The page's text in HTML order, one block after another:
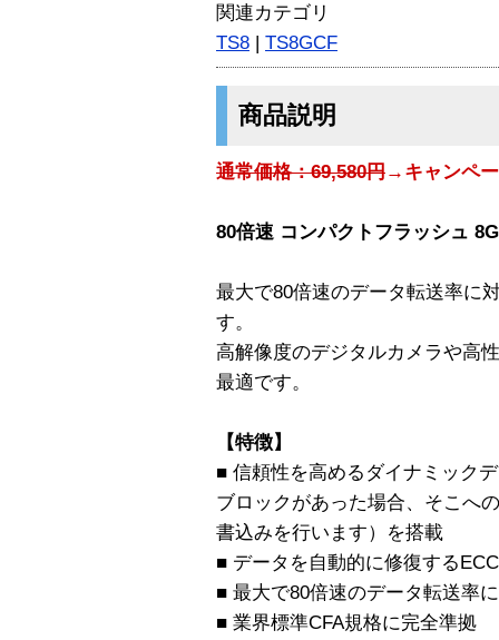
関連カテゴリ
TS8 | TS8GCF
商品説明
通常価格：69,580円→キャンペ
80倍速 コンパクトフラッシュ
最大で80倍速のデータ転送率に
す。
高解像度のデジタルカメラや高
最適です。
【特徴】
■ 信頼性を高めるダイナミック
ブロックがあった場合、そこへ
書込みを行います）を搭載
■ データを自動的に修復する
■ 最大で80倍速のデータ転送率
■ 業界標準CFA規格に完全準拠